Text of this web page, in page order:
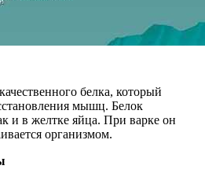
белка, который
мышц. Белок
и в желтке яйца. При варке он
организмом.